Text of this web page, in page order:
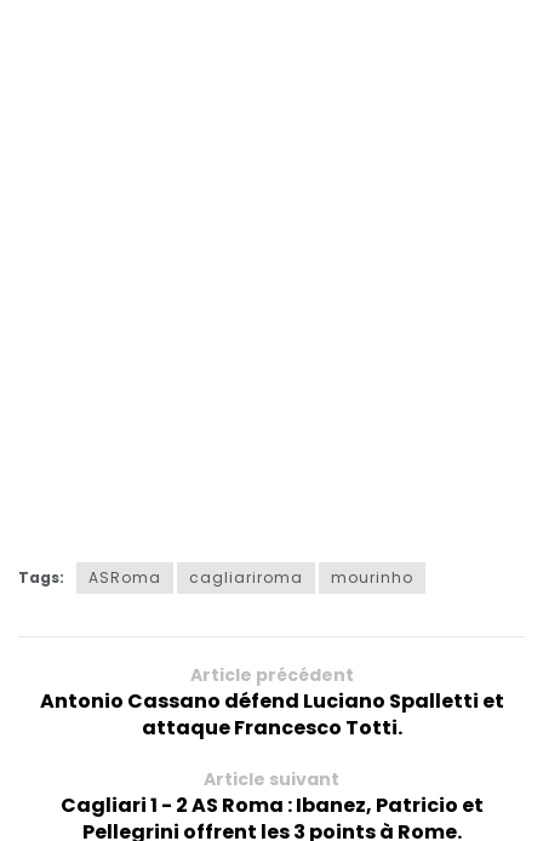
Tags: ASRoma cagliariroma mourinho
Article précédent
Antonio Cassano défend Luciano Spalletti et
attaque Francesco Totti.
Article suivant
Cagliari 1 - 2 AS Roma : Ibanez, Patricio et
Pellegrini offrent les 3 points à Rome.